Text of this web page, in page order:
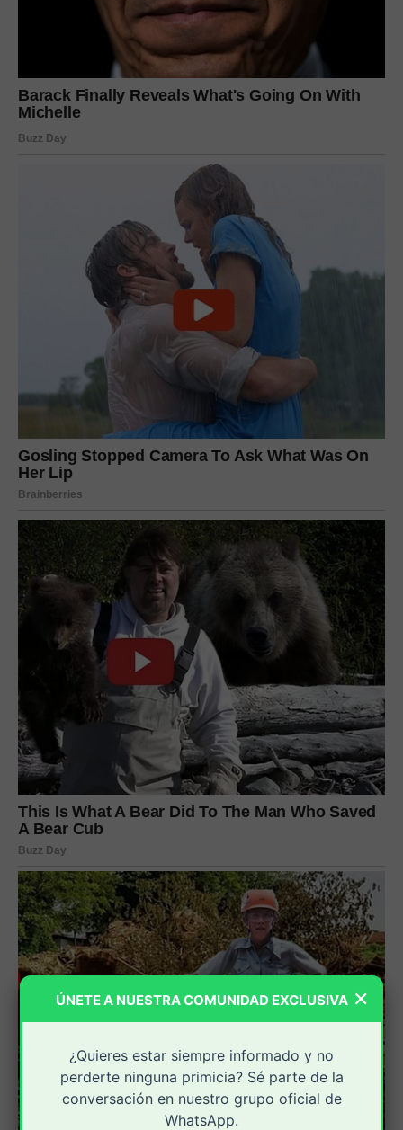
×
ÚNETE A NUESTRA COMUNIDAD EXCLUSIVA
¿Quieres estar siempre informado y no
perderte ninguna primicia? Sé parte de la
conversación en nuestro grupo oficial de
WhatsApp.